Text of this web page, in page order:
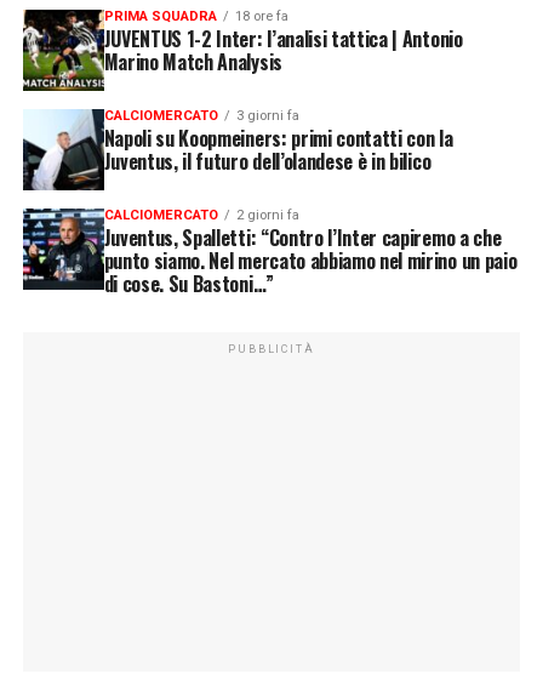
PRIMA SQUADRA 18 ore fa
JUVENTUS 1-2 Inter: l’analisi tattica | Antonio
Marino Match Analysis
CALCIOMERCATO 3 giorni fa
Napoli su Koopmeiners: primi contatti con la
Juventus, il futuro dell’olandese è in bilico
CALCIOMERCATO 2 giorni fa
Juventus, Spalletti: “Contro l’Inter capiremo a che
punto siamo. Nel mercato abbiamo nel mirino un paio
di cose. Su Bastoni…”
PUBBLICITÀ